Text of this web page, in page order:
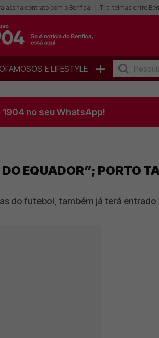
assina contrato com o Benfica Tira-teimas entre
FAMOSOS E LIFESTYLE +
no seu WhatsApp!
EQUADOR”; PORTO
do futebol, também já terá entrado